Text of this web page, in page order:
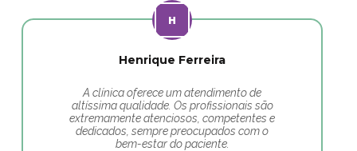
Henrique Ferreira
A clínica oferece um atendimento de
altíssima qualidade. Os profissionais são
extremamente atenciosos, competentes e
dedicados, sempre preocupados com o
bem-estar do paciente.